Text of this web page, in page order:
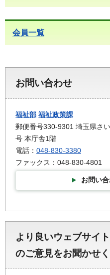
会員一覧
お問い合わせ
福祉部 福祉政策課
郵便番号330-9301 埼玉県さ
号 本庁舎1階
電話： 048-830-3380
ファックス：048-830-4801
お問い
より良いウェブサイ
のご意見をお聞かせ